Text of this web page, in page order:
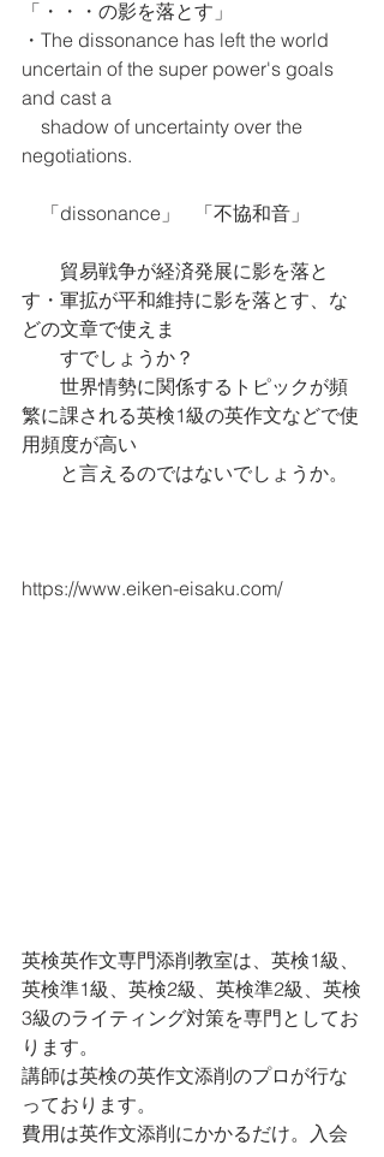
「・・・の影を落とす」
・The dissonance has left the world
uncertain of the super power's goals
and cast a
negotiations.
「dissonance」   「不協和音」
貿易戦争が経済発展に影を落と
す・軍拡が平和維持に影を落とす、な
どの文章で使えま
すでしょうか？
世界情勢に関係するトピックが頻
繁に課される英検1級の英作文などで使
用頻度が高い
と言えるのではないでしょうか。
https://www.eiken-eisaku.com/
英検英作文専門添削教室は、英検1級、
英検準1級、英検2級、英検準2級、英検
3級のライティング対策を専門としてお
ります。
講師は英検の英作文添削のプロが行な
っております。
費用は英作文添削にかかるだけ。入会